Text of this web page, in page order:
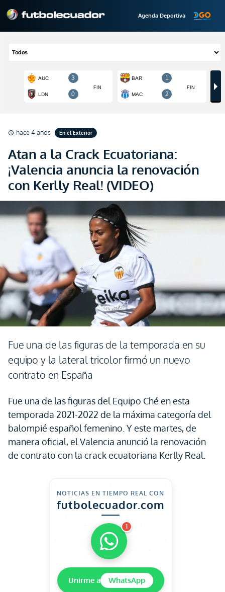
Agenda Deportiva
schedule hace 4 años En el Exterior
Atan a la Crack Ecuatoriana:
¡Valencia anuncia la renovación
con Kerlly Real! (VIDEO)
Fue una de las figuras de la temporada en su
equipo y la lateral tricolor firmó un nuevo
contrato en España
Fue una de las figuras del Equipo Ché en esta
temporada 2021-2022 de la máxima categoría del
balompié español femenino. Y este martes, de
manera oficial, el Valencia anunció la renovación
de contrato con la crack ecuatoriana Kerlly Real.
NOTICIAS EN TIEMPO REAL CON
futbolecuador.com
1
Unirme a WhatsApp